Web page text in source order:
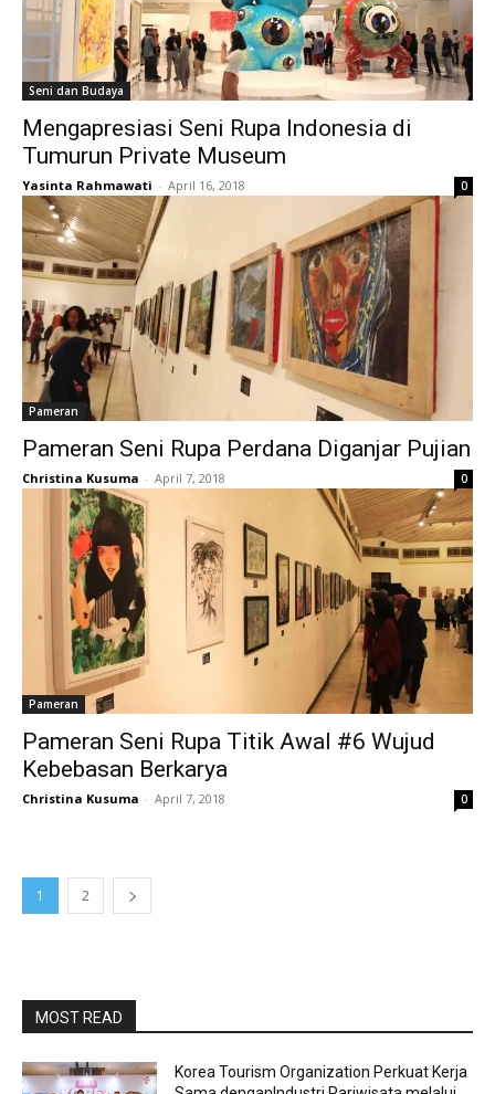
Seni dan Budaya
Mengapresiasi Seni Rupa Indonesia di
Tumurun Private Museum
Yasinta Rahmawati - April 16, 2018 0
Pameran
Pameran Seni Rupa Perdana Diganjar Pujian
Christina Kusuma - April 7, 2018 0
Pameran
Pameran Seni Rupa Titik Awal #6 Wujud
Kebebasan Berkarya
Christina Kusuma - April 7, 2018 0
1 2
MOST READ
Korea Tourism Organization Perkuat Kerja